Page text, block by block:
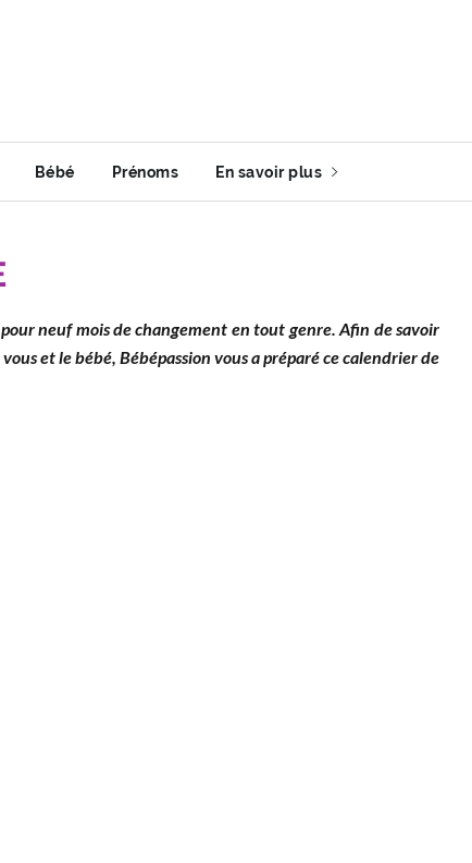
Bébé Prénoms En savoir plus
neuf mois de changement en tout genre. Afin de savoir
et le bébé, Bébépassion vous a préparé ce calendrier de